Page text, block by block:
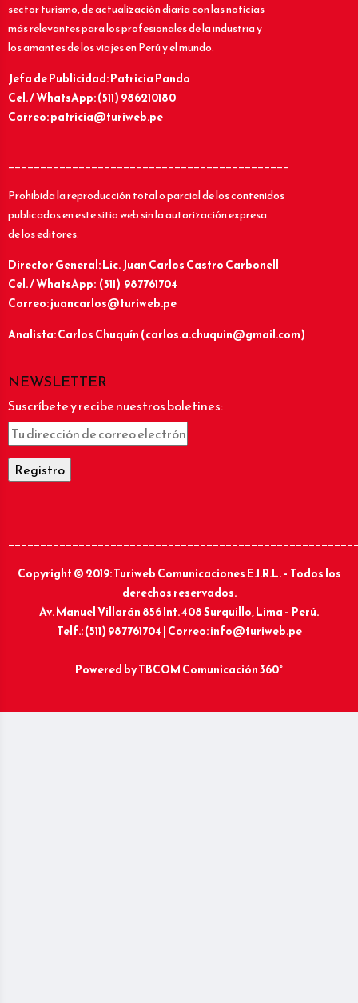
sector turismo, de actualización diaria con las noticias
más relevantes para los profesionales de la industria y
los amantes de los viajes en Perú y el mundo.
Jefa de Publicidad: Patricia Pando
Cel. / WhatsApp: (511) 986210180
Correo: patricia@turiweb.pe
____________________________________________
Prohibida la reproducción total o parcial de los contenidos
publicados en este sitio web sin la autorización expresa
de los editores.
Director General: Lic.Juan Carlos Castro Carbonell
Cel. / WhatsApp: (511) 987761704
Correo: juancarlos@turiweb.pe
Analista: Carlos Chuquín (carlos.a.chuquin@gmail.com)
NEWSLETTER
Suscríbete y recibe nuestros boletines:
Copyright © 2019: Turiweb Comunicaciones E.I.R.L. – Todos los
derechos reservados.
Av. Manuel Villarán 856 Int. 408 Surquillo, Lima – Perú.
Telf.: (511) 987761704 | Correo: info@turiweb.pe
Powered byTBCOM Comunicación 360°